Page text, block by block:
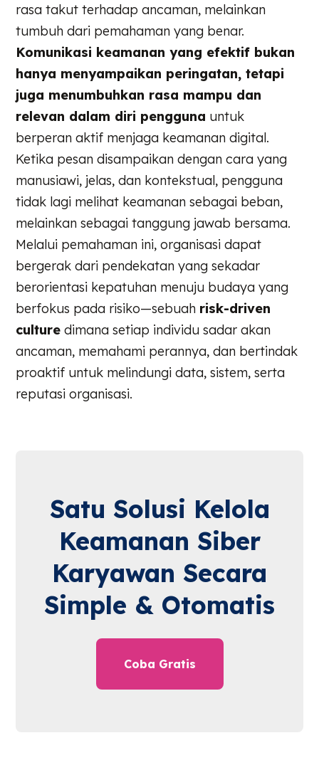
rasa takut terhadap ancaman, melainkan
tumbuh dari pemahaman yang benar.
Komunikasi keamanan yang efektif bukan
hanya menyampaikan peringatan, tetapi
juga menumbuhkan rasa mampu dan
relevan dalam diri pengguna untuk
berperan aktif menjaga keamanan digital.
Ketika pesan disampaikan dengan cara yang
manusiawi, jelas, dan kontekstual, pengguna
tidak lagi melihat keamanan sebagai beban,
melainkan sebagai tanggung jawab bersama.
Melalui pemahaman ini, organisasi dapat
bergerak dari pendekatan yang sekadar
berorientasi kepatuhan menuju budaya yang
berfokus pada risiko—sebuah risk-driven
culture dimana setiap individu sadar akan
ancaman, memahami perannya, dan bertindak
proaktif untuk melindungi data, sistem, serta
reputasi organisasi.
Satu Solusi Kelola
Keamanan Siber
Karyawan Secara
Simple & Otomatis
Coba Gratis